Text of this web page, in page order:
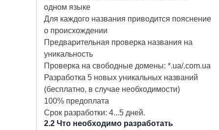
одном языке
Для каждого названия приводится пояснение
о происхождении
Предварительная проверка названия на
уникальность
Проверка на свободные домены: *.ua/.com.ua
Разработка 5 новых уникальных названий
(бесплатно, в случае необходимости)
100% предоплата
Срок разработки: 4...5 дней.
2.2 Что необходимо разработать